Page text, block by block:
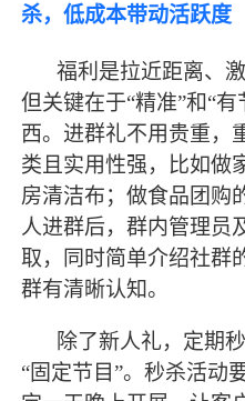
杀，低成本带动活跃度
福利是拉近距离、
但关键在于“精准”和“
西。进群礼不用贵重，
类且实用性强，比如做
房清洁布；做食品团购
人进群后，群内管理员
取，同时简单介绍社群
群有清晰认知。
除了新人礼，定期
“固定节目”。秒杀活动